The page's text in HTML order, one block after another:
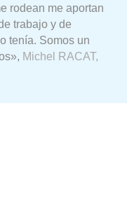
rodean me aportan
trabajo y de
tenía. Somos un
, Michel RACAT,